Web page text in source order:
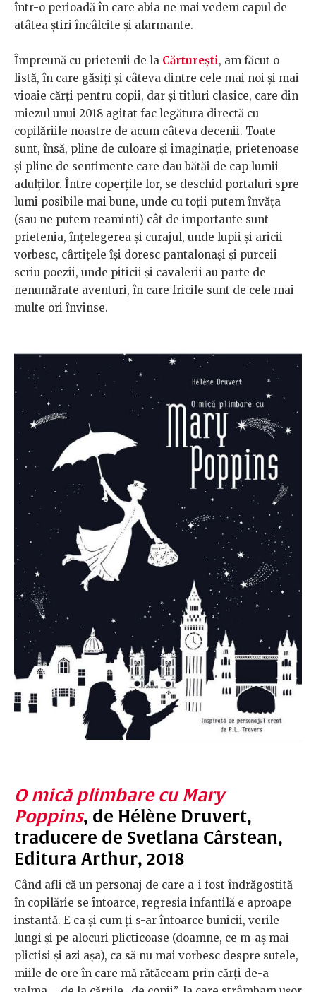
într-o perioadă în care abia ne mai vedem capul de
atâtea știri încâlcite și alarmante.
Împreună cu prietenii de la Cărturești, am făcut o
listă, în care găsiți și câteva dintre cele mai noi și mai
vioaie cărți pentru copii, dar și titluri clasice, care din
miezul unui 2018 agitat fac legătura directă cu
copilăriile noastre de acum câteva decenii. Toate
sunt, însă, pline de culoare și imaginație, prietenoase
și pline de sentimente care dau bătăi de cap lumii
adulților. Între coperțile lor, se deschid portaluri spre
lumi posibile mai bune, unde cu toții putem învăța
(sau ne putem reaminti) cât de importante sunt
prietenia, înțelegerea și curajul, unde lupii și aricii
vorbesc, cârtițele își doresc pantalonași și purceii
scriu poezii, unde piticii și cavalerii au parte de
nenumărate aventuri, în care fricile sunt de cele mai
multe ori învinse.
O mică plimbare cu Mary
Poppins, de Hélène Druvert,
traducere de Svetlana Cârstean,
Editura Arthur, 2018
Când afli că un personaj de care a-i fost îndrăgostită
în copilărie se întoarce, regresia infantilă e aproape
instantă. E ca și cum ți s-ar întoarce bunicii, verile
lungi și pe alocuri plicticoase (doamne, ce m-aș mai
plictisi și azi așa), ca să nu mai vorbesc despre sutele,
miile de ore în care mă rătăceam prin cărți de-a